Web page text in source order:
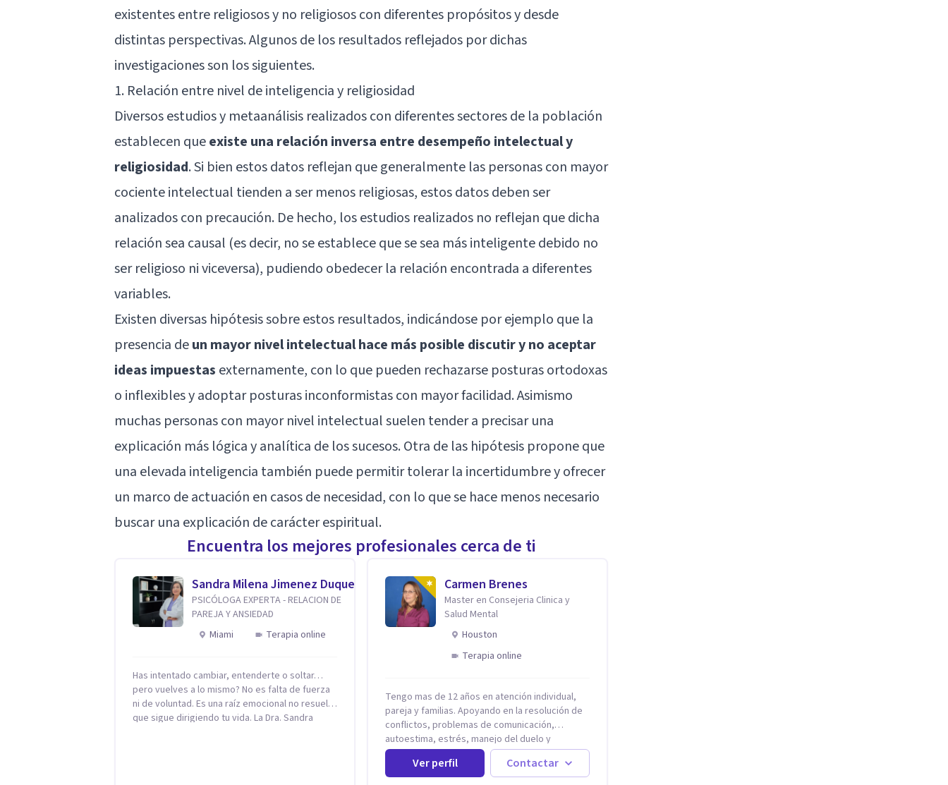
existentes entre religiosos y no religiosos con diferentes propósitos y desde
distintas perspectivas. Algunos de los resultados reflejados por dichas
investigaciones son los siguientes.
1. Relación entre nivel de inteligencia y religiosidad
Diversos estudios y metaanálisis realizados con diferentes sectores de la población
establecen queexiste una relación inversa entre desempeño intelectual y
religiosidad. Si bien estos datos reflejan que generalmente las personas con mayor
cociente intelectual tienden a ser menos religiosas, estos datos deben ser
analizados con precaución. De hecho, los estudios realizados no reflejan que dicha
relación sea causal (es decir, no se establece que se sea más inteligente debido no
ser religioso ni viceversa), pudiendo obedecer la relación encontrada a diferentes
variables.
Existen diversas hipótesis sobre estos resultados, indicándose por ejemplo que la
presencia deun mayor nivel intelectual hace más posible discutir y no aceptar
ideas impuestas externamente, con lo que pueden rechazarse posturas ortodoxas
o inflexibles y adoptar posturas inconformistas con mayor facilidad. Asimismo
muchas personas con mayor nivel intelectual suelen tender a precisar una
explicación más lógica y analítica de los sucesos. Otra de las hipótesis propone que
una elevada inteligencia también puede permitir tolerar la incertidumbre y ofrecer
un marco de actuación en casos de necesidad, con lo que se hace menos necesario
buscar una explicación de carácter espiritual.
Encuentra los mejores profesionales cerca de ti
Sandra Milena Jimenez Duque
PSICÓLOGA EXPERTA - RELACION DE
PAREJA Y ANSIEDAD
Miami
Terapia online
Has intentado cambiar, entenderte o soltar…
pero vuelves a lo mismo? No es falta de fuerza
ni de voluntad. Es una raíz emocional no resuelta
que sigue dirigiendo tu vida. La Dra. Sandra
Carmen Brenes
Master en Consejeria Clinica y
Salud Mental
Houston
Terapia online
Tengo mas de 12 años en atención individual,
pareja y familias. Apoyando en la resolución de
conflictos, problemas de comunicación,
autoestima, estrés, manejo del duelo y
personas con ansiedad y depresión, así como
problemas de conducta y comportamiento.
Desarrollo de personas maximizando su
Ver perfil Contactar